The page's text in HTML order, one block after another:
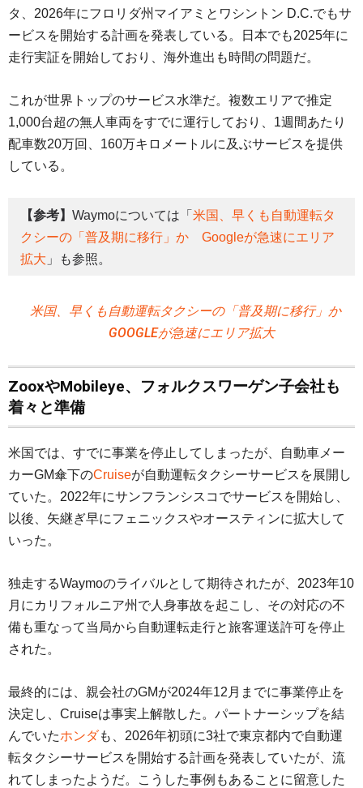
タ、2026年にフロリダ州マイアミとワシントン D.C.でもサ
ービスを開始する計画を発表している。日本でも2025年に
走行実証を開始しており、海外進出も時間の問題だ。
これが世界トップのサービス水準だ。複数エリアで推定
1,000台超の無人車両をすでに運行しており、1週間あたり
配車数20万回、160万キロメートルに及ぶサービスを提供
している。
【参考】 Waymoについては「 米国、早くも自動運転タ
クシーの「普及期に移行」か Googleが急速にエリア
拡大 」も参照。
米国、早くも自動運転タクシーの「普及期に移行」か
GOOGLEが急速にエリア拡大
ZooxやMobileye、フォルクスワーゲン子会社も
着々と準備
米国では、すでに事業を停止してしまったが、自動車メー
カーGM傘下のCruiseが自動運転タクシーサービスを展開し
ていた。2022年にサンフランシスコでサービスを開始し、
以後、矢継ぎ早にフェニックスやオースティンに拡大して
いった。
独走するWaymoのライバルとして期待されたが、2023年10
月にカリフォルニア州で人身事故を起こし、その対応の不
備も重なって当局から自動運転走行と旅客運送許可を停止
された。
最終的には、親会社のGMが2024年12月までに事業停止を
決定し、Cruiseは事実上解散した。パートナーシップを結
んでいたホンダも、2026年初頭に3社で東京都内で自動運
転タクシーサービスを開始する計画を発表していたが、流
れてしまったようだ。こうした事例もあることに留意した